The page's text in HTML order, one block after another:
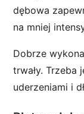
dębowa
na mniej
Dobrze
trwały. Trzeba
uderzeniami i